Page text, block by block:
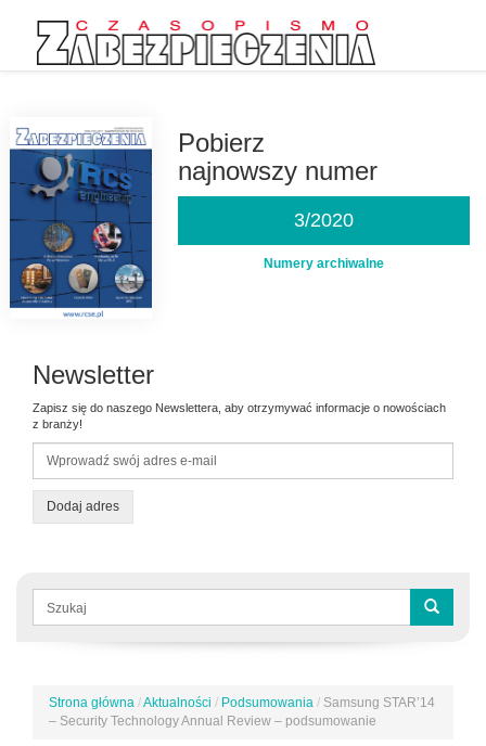
Pobierz
najnowszy numer
3/2020
Numery archiwalne
Newsletter
Zapisz się do naszego Newslettera, aby otrzymywać informacje o nowościach
z branży!
Dodaj adres
Formularz
wyszukiwania
Jesteś
tutaj
Strona główna /Aktualności / Podsumowania / Samsung STAR’14
– Security Technology Annual Review – podsumowanie